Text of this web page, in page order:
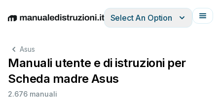
EnglishDeutschEspañolItalianoFrançais
Select An Option
Asus
Manuali utente e di istruzioni per
Scheda madre Asus
2.676 manuali